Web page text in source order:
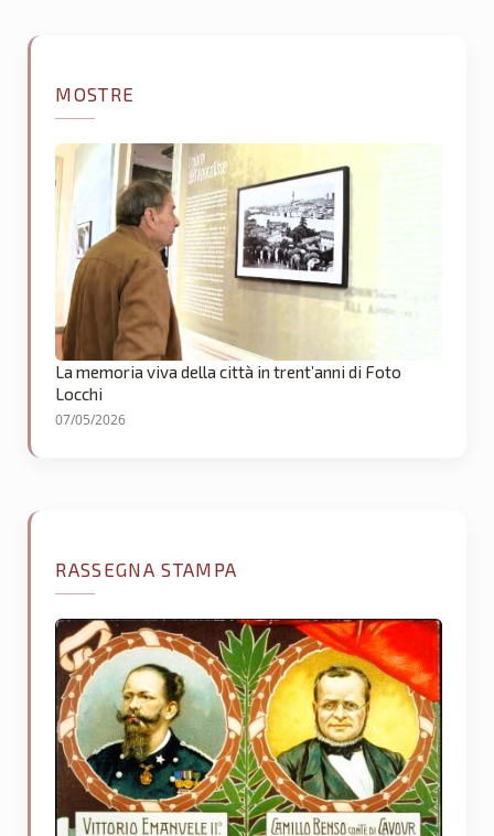
MOSTRE
La memoria viva della città in trent’anni di Foto
Locchi
07/05/2026
RASSEGNA STAMPA